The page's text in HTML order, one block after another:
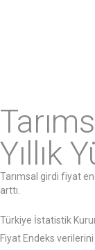
Yıllık
Tarımsal girdi fiyat
arttı.
Türkiye İstatistik
Fiyat Endeks verilerini